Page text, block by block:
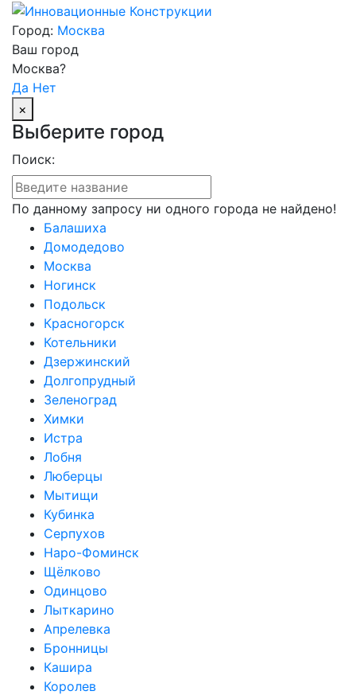
Город: Москва
Ваш город
Москва?
Да Нет
×
Выберите город
Поиск:
По данному запросу ни одного города не найдено!
Балашиха
Домодедово
Москва
Ногинск
Подольск
Красногорск
Котельники
Дзержинский
Долгопрудный
Зеленоград
Химки
Истра
Лобня
Люберцы
Мытищи
Кубинка
Серпухов
Наро-Фоминск
Щёлково
Одинцово
Лыткарино
Апрелевка
Бронницы
Кашира
Королев